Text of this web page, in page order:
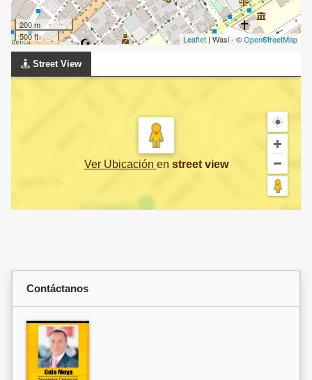
200 m
500 ft
Leaflet| Wasi - ©OpenStreetMap
Street View
Ver Ubicación en street view
Contáctanos